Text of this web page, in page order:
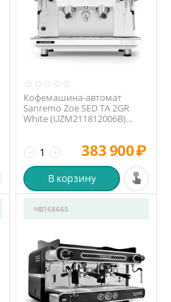
Кофемашина-автомат
Sanremo Zoe SED TA 2GR
White (UZM211812006B)
+
− 383 900₽
В корзину
HB168665